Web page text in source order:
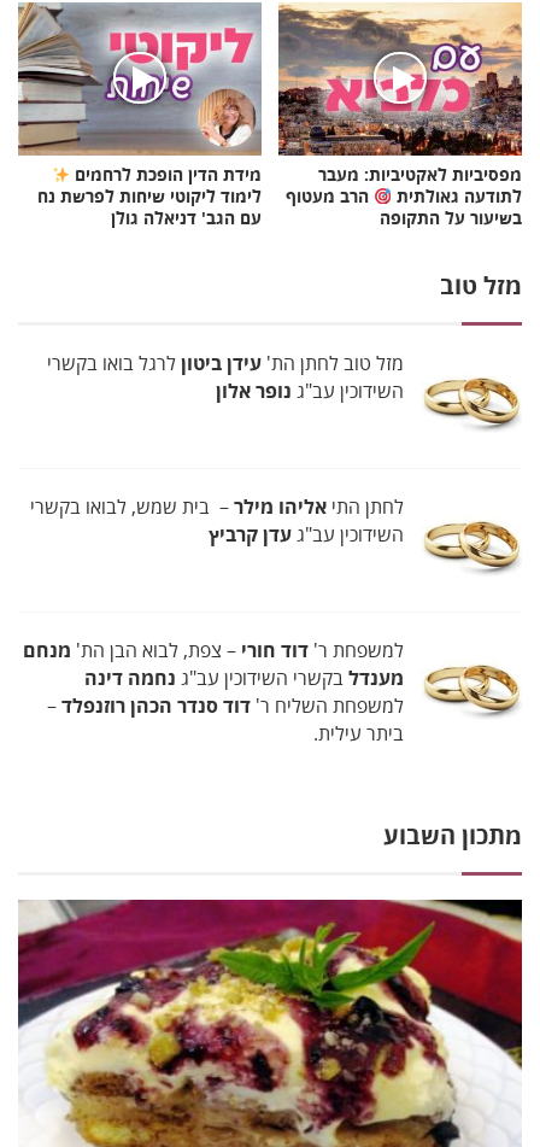
מפסיביות לאקטיביות: מעבר
לתודעה גאולתית
הרב מעטוף
בשיעור על התקופה
מידת הדין הופכת לרחמים
לימוד ליקוטי שיחות לפרשת נח
עם הגב' דניאלה גולן
מזל טוב
מזל טוב לחתן הת' עידן ביטוןלרגל בואו בקשרי
השידוכין עב"ג נופר אלון
לחתן התי אליהו מילר– בית שמש, לבואו בקשרי
השידוכין עב"געדן קרביץ
למשפחת ר' דוד חורי – צפת, לבוא הבן הת' מנחם
מענדלבקשרי השידוכין עב"ג נחמה דינה
למשפחת השליח ר' דוד סנדר הכהן רוזנפלד–
ביתר עילית.
מתכון השבוע